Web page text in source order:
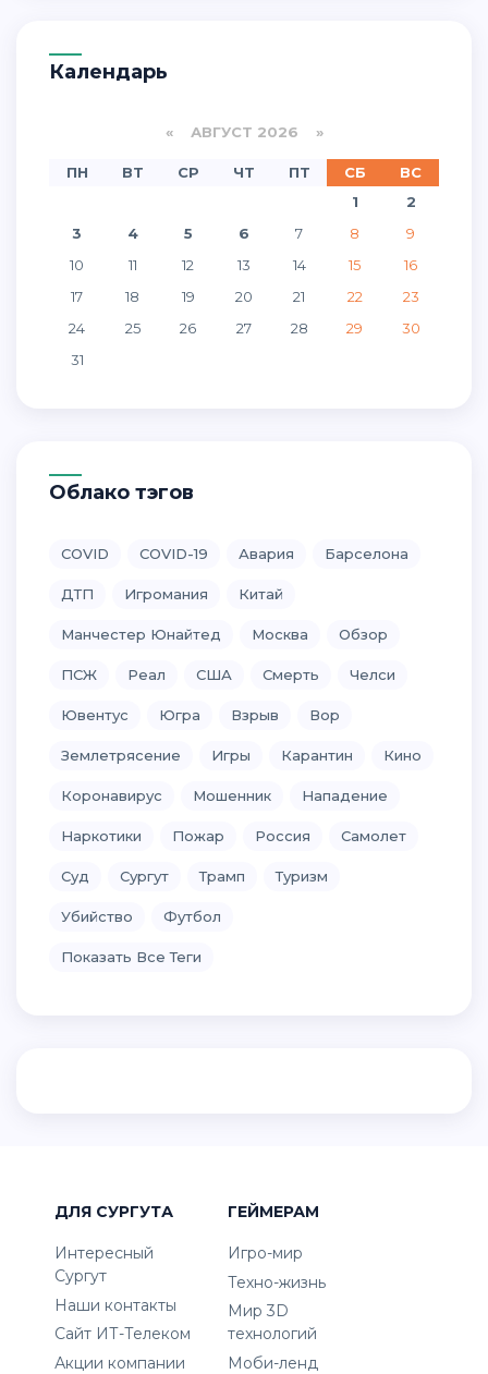
Календарь
«АВГУСТ 2026 »
ПН ВТ СР ЧТ ПТ СБ
ВС
1
2
3
4 5 6 7 8
9
10
11 12 13 14 15
16
17
18 19 20 21 22
23
24
25 26 27 28 29
30
31
Облако тэгов
COVID COVID-19 Авария Барселона
ДТП Игромания Китай
Манчестер Юнайтед Москва Обзор
ПСЖ Реал США Смерть Челси
Ювентус Югра Взрыв Вор
Землетрясение Игры Карантин Кино
Коронавирус Мошенник Нападение
Наркотики Пожар Россия Самолет
Суд Сургут Трамп Туризм
Убийство Футбол
Показать Все Теги
ДЛЯ СУРГУТА
Интересный
Сургут
Наши контакты
Сайт ИТ-Телеком
Акции компании
ГЕЙМЕРАМ
Игро-мир
Техно-жизнь
Мир 3D
технологий
Моби-ленд